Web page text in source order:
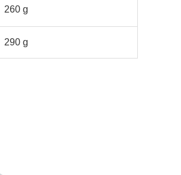
260 g
290 g